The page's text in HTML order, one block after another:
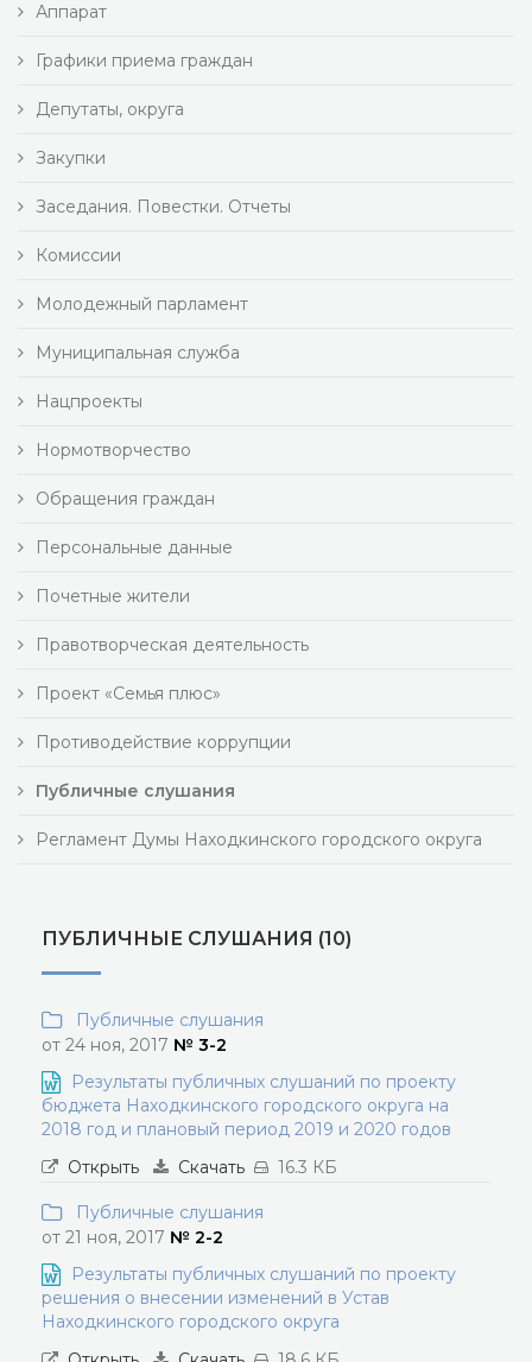
Аппарат
Графики приема граждан
Депутаты, округа
Закупки
Заседания. Повестки. Отчеты
Комиссии
Молодежный парламент
Муниципальная служба
Нацпроекты
Нормотворчество
Обращения граждан
Персональные данные
Почетные жители
Правотворческая деятельность
Проект «Семья плюс»
Противодействие коррупции
Публичные слушания
Регламент Думы Находкинского городского округа
ПУБЛИЧНЫЕ СЛУШАНИЯ (10)
Публичные слушания
от 24 ноя, 2017 № 3-2
Результаты публичных слушаний по проекту
бюджета Находкинского городского округа на
2018 год и плановый период 2019 и 2020 годов
Открыть
Скачать 16.3 КБ
Публичные слушания
от 21 ноя, 2017 № 2-2
Результаты публичных слушаний по проекту
решения о внесении изменений в Устав
Находкинского городского округа